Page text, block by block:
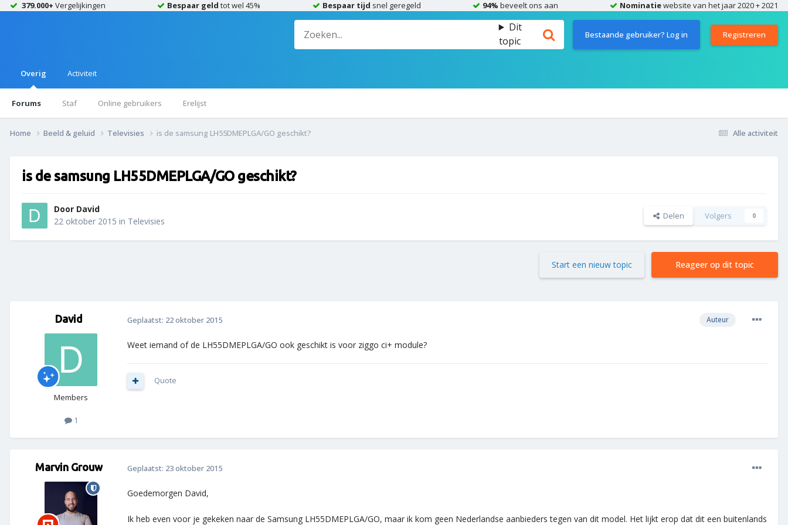
379.000+ Vergelijkingen Bespaar geld tot wel 45% Bespaar tijd snel geregeld 94% beveelt ons aan Nominatiewebsite van het jaar 2020 + 2021
Dit
topic
Bestaande gebruiker? Log in Registreren
Overig
Forums Staf Online gebruikers Erelijst
Activiteit
Alle activiteit
Home Beeld & geluid Televisies is de samsung LH55DMEPLGA/GO geschikt?
is de samsung LH55DMEPLGA/GO geschikt?
Door David
22 oktober 2015 in Televisies Delen Volgers 0
Reageer op dit topic
Start een nieuw topic
David
Members
1
Auteur
Geplaatst: 22 oktober 2015
Weet iemand of de LH55DMEPLGA/GO ook geschikt is voor ziggo ci+ module?
Quote
Marvin Grouw Geplaatst: 23 oktober 2015
Goedemorgen David,
Ik heb even voor je gekeken naar de Samsung LH55DMEPLGA/GO, maar ik kom geen Nederlandse aanbieders tegen van dit model. Het lijkt erop dat dit een buitenlands